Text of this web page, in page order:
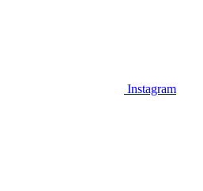
Instagram